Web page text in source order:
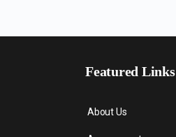
Featured Links
About Us